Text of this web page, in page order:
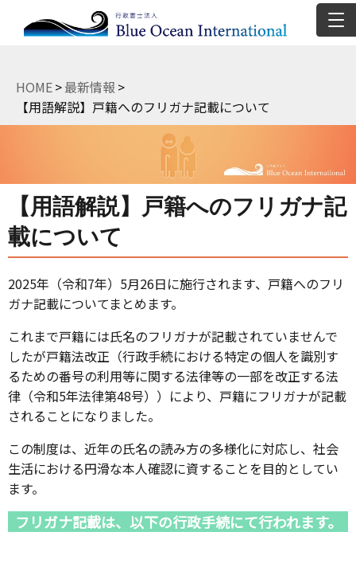
HOME>最新情報 >
【用語解説】戸籍へのフリガナ記載について
【用語解説】戸籍へのフリガナ記
載について
2025年（令和7年）5月26日に施行されます、戸籍へのフリ
ガナ記載についてまとめます。
これまで戸籍には氏名のフリガナが記載されていませんで
したが戸籍法改正（行政手続における特定の個人を識別す
るための番号の利用等に関する法律等の一部を改正する法
律（令和5年法律第48号））により、戸籍にフリガナが記載
されることになりました。
この制度は、近年の氏名の読み方の多様化に対応し、社会
生活における円滑な本人確認に資することを目的としてい
ます。
フリガナ記載は、以下の行政手続にて行われます。